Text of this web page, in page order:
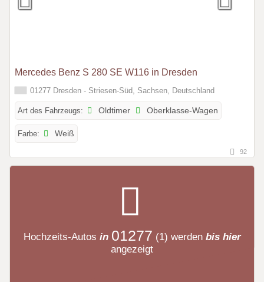
Mercedes Benz S 280 SE W116 in Dresden
01277 Dresden - Striesen-Süd, Sachsen, Deutschland
Art des Fahrzeugs: Oldtimer Oberklasse-Wagen
Farbe: Weiß
92
Hochzeits-Autos in 01277 (1) werden bis hier
angezeigt